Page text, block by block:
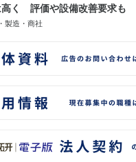
高く 評価や設備改善要求も
製造・商社